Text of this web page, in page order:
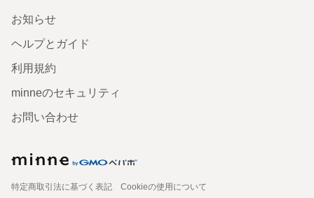
お知らせ
ヘルプとガイド
利用規約
minneのセキュリティ
お問い合わせ
特定商取引法に基づく表記
Cookieの使用について